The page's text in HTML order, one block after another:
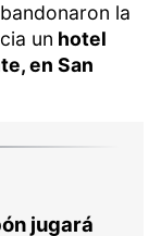
la
un hotel
en San
jugará